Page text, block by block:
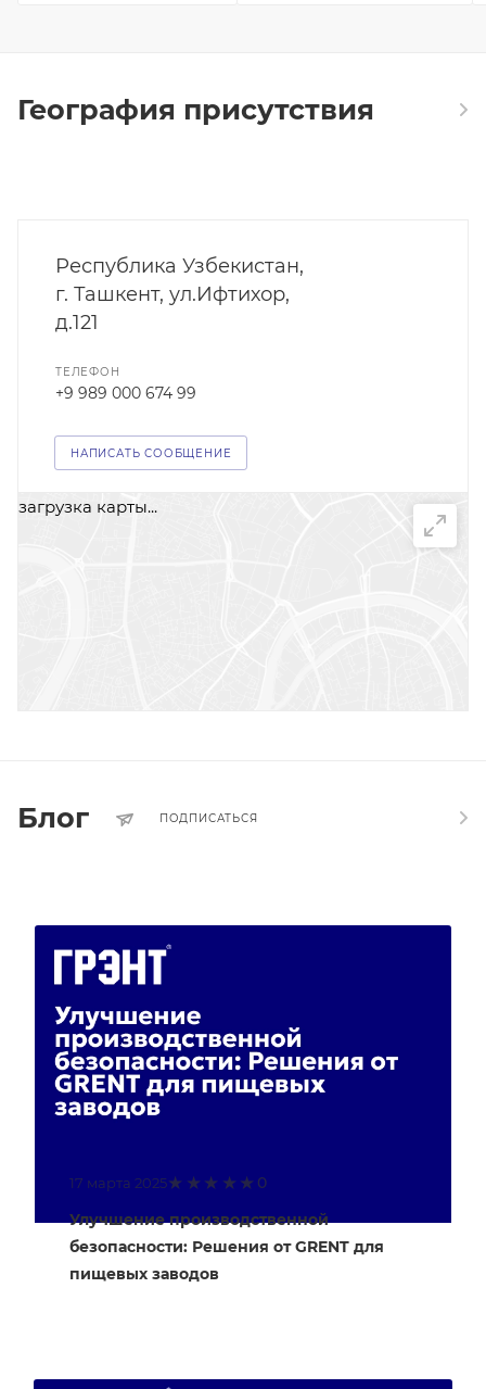
География присутствия
Республика Узбекистан,
г. Ташкент, ул.Ифтихор,
д.121
ТЕЛЕФОН
+9 989 000 674 99
НАПИСАТЬ СООБЩЕНИЕ
загрузка карты...
Блог ПОДПИСАТЬСЯ
17 марта 2025
0
Улучшение производственной
безопасности: Решения от GRENT для
пищевых заводов